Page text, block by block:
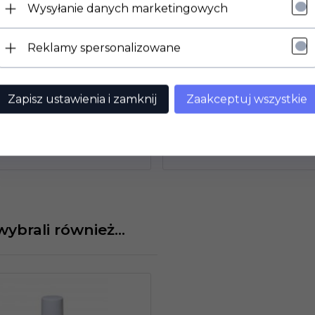
20400 Mitsubishi Galant GTO
DOSTĘPNY
Fujimi 03822 Toyota Prius G
Selection 2009 1/24
również...
Wysyłanie danych marketingowych
Reklamy spersonalizowane
Zapisz ustawienia i zamknij Zaakceptuj wszystkie